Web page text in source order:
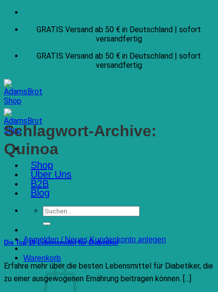
Zum
springen
GRATIS Versand ab 50 € in Deutschland | sofort
versandfertig
GRATIS Versand ab 50 € in Deutschland | sofort
versandfertig
Shop
Über Uns
B2B
Blog
Suchen
nach:
Anmelden / Neues Kundenkonto anlegen
Warenkorb
Schlagwort-Archive:
Quinoa
Die Top 10 Lebensmittel für Diabetiker
Erfahre mehr über die besten Lebensmittel für Diabetiker, die
zu einer ausgewogenen Ernährung beitragen können. [...]